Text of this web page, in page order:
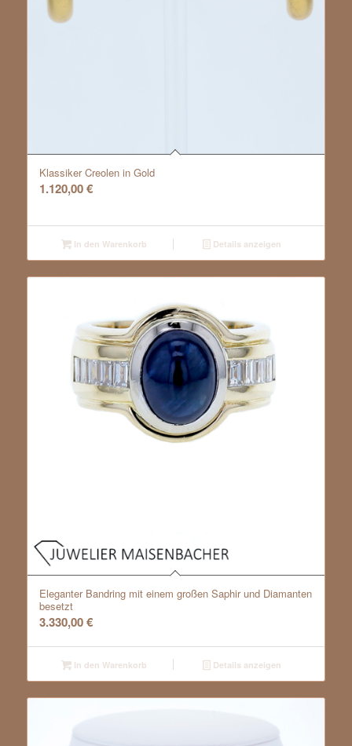
Klassiker Creolen in Gold
1.120,00€
In den Warenkorb Details anzeigen
Eleganter Bandring mit einem großen Saphir und Diamanten
besetzt
3.330,00€
In den Warenkorb Details anzeigen